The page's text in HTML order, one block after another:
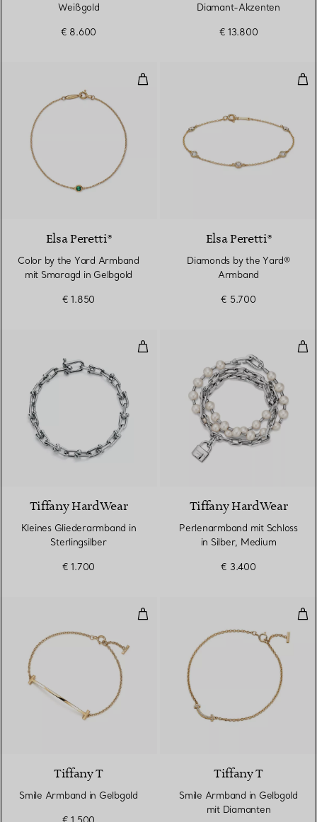
Weißgold
€ 8.600
Diamant-Akzenten
€ 13.800
Color by the Yard Armband mit
Elsa Peretti®
Color by the Yard Armband
mit Smaragd in Gelbgold
€ 1.850
Elsa Peretti®
Diamonds by the Yard®
Armband
€ 5.700
Kleines Gliederarmband in
Tiffany HardWear
Kleines Gliederarmband in
Sterlingsilber
€ 1.700
Tiffany HardWear
Perlenarmband mit Schloss
in Silber, Medium
€ 3.400
Smile Armband in Gelbgold
Tiffany T
Smile Armband in Gelbgold
Tiffany T
Smile Armband in Gelbgold
mit Diamanten